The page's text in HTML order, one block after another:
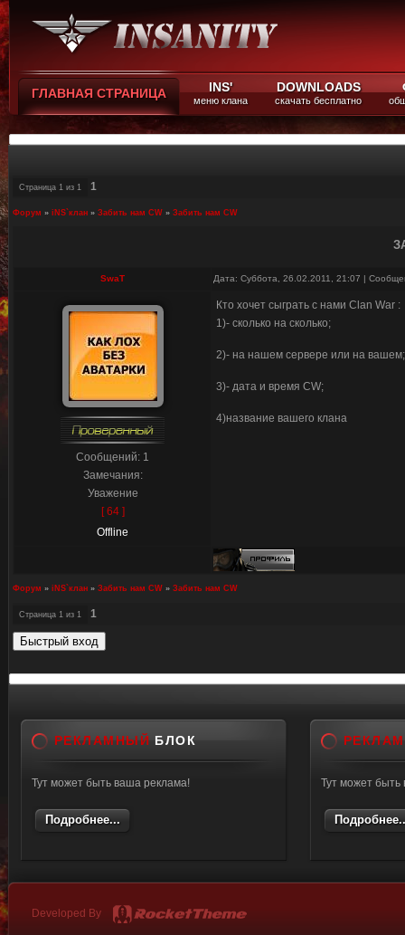
ГЛАВНАЯ СТРАНИЦА INS'
меню клана
DOWNLOADS
скачать бесплатно
Страница 1 из 1 1
Форум » iNS`клан » Забить нам CW » Забить нам CW
SwaT Дата: Суббота, 26.02.2011, 21:07 |
Сообщений: 1
Замечания:
Уважение
[ 64 ]
Offline
Кто хочет сыграть с нами Clan War :
1)- сколько на сколько;
2)- на нашем сервере или на вашем;
3)- дата и время CW;
4)название вашего клана
Форум » iNS`клан » Забить нам CW » Забить нам CW
Страница 1 из 1 1
РЕКЛАМНЫЙ БЛОК
Тут может быть ваша реклама!
Подробнее...
Тут может
Developed By